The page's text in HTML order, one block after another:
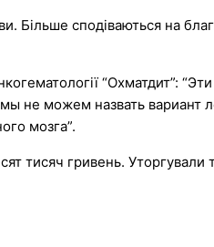
Більше сподіваються на
“Охматдит”:
не можем назвать
мозга”.
тисяч гривень. Уторгували